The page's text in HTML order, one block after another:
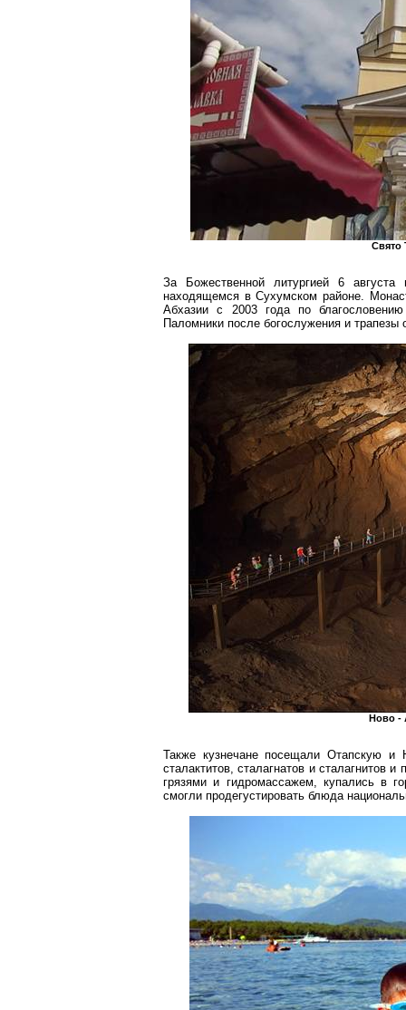
Свято
За Божественной литургией 6
находящемся в Сухумском районе.
Абхазии с 2003 года по
Паломники после богослужения и
Ново -
Также кузнечане посещалиОтапскую и
сталактитов,сталагнатов исталагнитов и
грязями и гидромассажем, купались в
смогли продегустировать блюда